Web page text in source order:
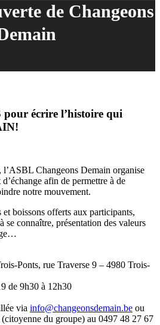
de Changeons
écrire l’histoire qui
Changeons Demain organise
afin de permettre à de
notre mouvement.
boissons offerts aux participants,
se connaître, présentation des valeurs
Ponts, rue Traverse 9 – 4980 Trois-
de 9h30 à 12h30
via info@changeonsdemain.be ou
du groupe) au 0497 48 27 67